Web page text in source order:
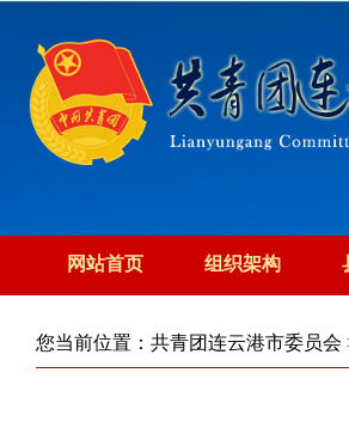
网站首页 组织架构
您当前位置： 共青团连云港市委员会